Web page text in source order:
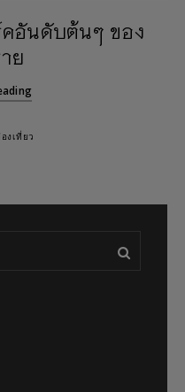
อันดับต้นๆ ของ
ย
งเที่ยว